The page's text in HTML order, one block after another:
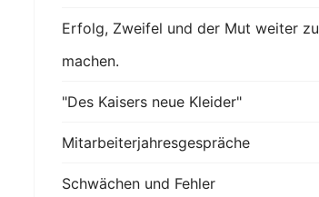
Erfolg, Zweifel und der Mut weiter zu
machen.
"Des Kaisers neue Kleider"
Mitarbeiterjahresgespräche
Schwächen und Fehler